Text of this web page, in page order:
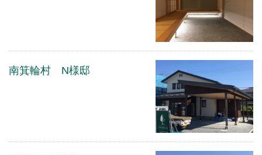
南箕輪村 N様邸